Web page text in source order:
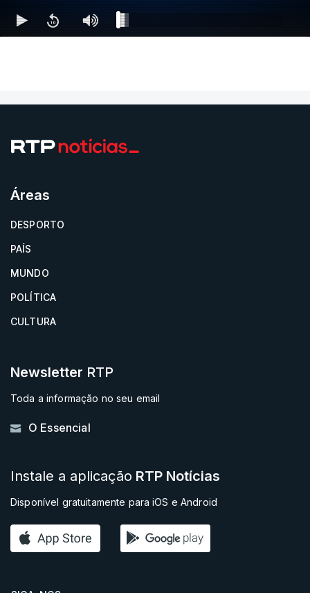
Áreas
DESPORTO
PAÍS
MUNDO
POLÍTICA
CULTURA
Newsletter RTP
Toda a informação no seu email
O Essencial
Instale a aplicação RTP Notícias
Disponível gratuitamente para iOS e Android